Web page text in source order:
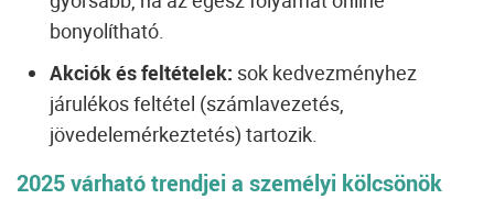
bonyolítható.
Akciók és feltételek: sok kedvezményhez
járulékos feltétel (számlavezetés,
jövedelemérkeztetés) tartozik.
2025 várható trendjei a személyi kölcsönök